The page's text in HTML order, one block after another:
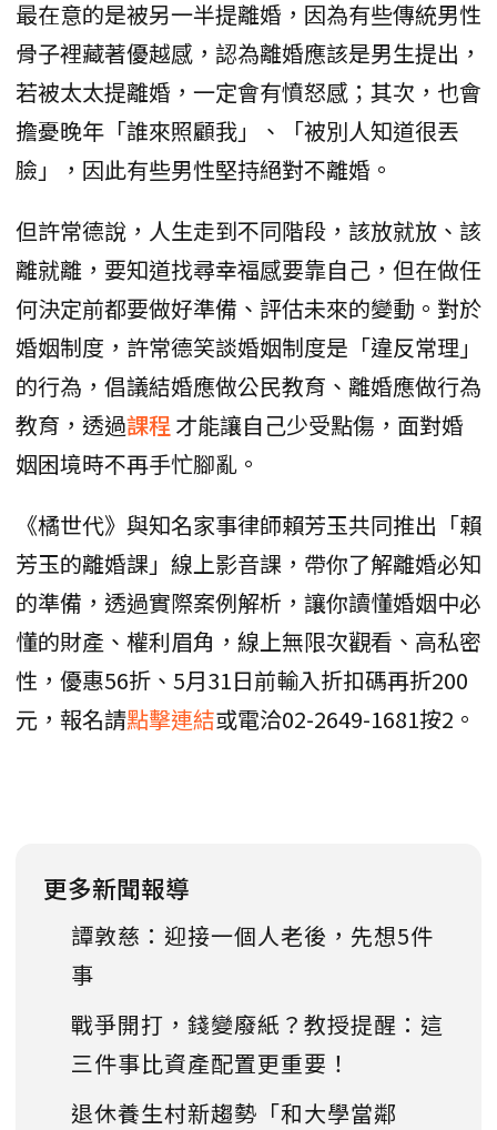
最在意的是被另一半提離婚，因為有些傳統男性
骨子裡藏著優越感，認為離婚應該是男生提出，
若被太太提離婚，一定會有憤怒感；其次，也會
擔憂晚年「誰來照顧我」、「被別人知道很丟
臉」，因此有些男性堅持絕對不離婚。
但許常德說，人生走到不同階段，該放就放、該
離就離，要知道找尋幸福感要靠自己，但在做任
何決定前都要做好準備、評估未來的變動。對於
婚姻制度，許常德笑談婚姻制度是「違反常理」
的行為，倡議結婚應做公民教育、離婚應做行為
教育，透過課程 才能讓自己少受點傷，面對婚
姻困境時不再手忙腳亂。
《橘世代》與知名家事律師賴芳玉共同推出「賴
芳玉的離婚課」線上影音課，帶你了解離婚必知
的準備，透過實際案例解析，讓你讀懂婚姻中必
懂的財產、權利眉角，線上無限次觀看、高私密
性，優惠56折、5月31日前輸入折扣碼再折200
元，報名請點擊連結或電洽02-2649-1681按2。
更多新聞報導
譚敦慈：迎接一個人老後，先想5件
事
戰爭開打，錢變廢紙？教授提醒：這
三件事比資產配置更重要！
退休養生村新趨勢「和大學當鄰